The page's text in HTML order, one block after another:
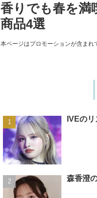
香りでも春を
商品4選
本ページはプロモーションが含まれ
IVEの
森香澄